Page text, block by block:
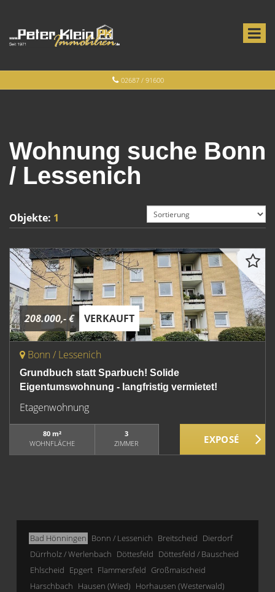
02687 / 91600
Wohnung suche Bonn
/ Lessenich
Objekte: 1
208.000,- € VERKAUFT
Bonn / Lessenich
Grundbuch statt Sparbuch! Solide
Eigentumswohnung - langfristig vermietet!
Etagenwohnung
80 m²
WOHNFLÄCHE
3
ZIMMER
Bad Hönningen Bonn / Lessenich Breitscheid Dierdorf
Dürrholz / Werlenbach Döttesfeld Döttesfeld / Bauscheid
Ehlscheid Epgert Flammersfeld Großmaischeid
Harschbach Hausen (Wied) Horhausen (Westerwald)